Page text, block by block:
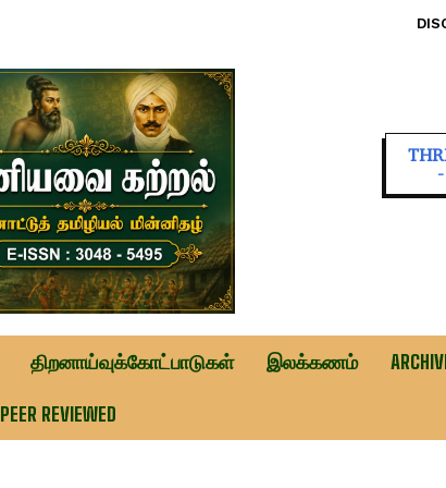
திறனாய்வுக்கோட்பாடுகள் இலக்கணம்
PEER REVIEWED